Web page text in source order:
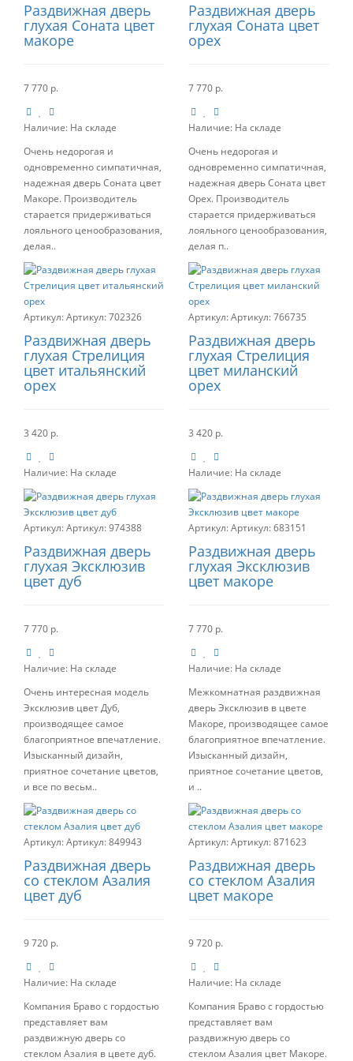
Раздвижная дверь
глухая Соната цвет
макоре
7 770 р.
Наличие: На складе
Очень недорогая и
одновременно симпатичная,
надежная дверь Соната цвет
Макоре. Производитель
старается придерживаться
лояльного ценообразования,
делая..
Раздвижная дверь
глухая Соната цвет
орех
7 770 р.
Наличие: На складе
Очень недорогая и
одновременно симпатичная,
надежная дверь Соната цвет
Орех. Производитель
старается придерживаться
лояльного ценообразования,
делая п..
Артикул:702326
Раздвижная дверь
глухая Стрелиция
цвет итальянский
орех
3 420 р.
Наличие: На складе
Артикул:766735
Раздвижная дверь
глухая Стрелиция
цвет миланский
орех
3 420 р.
Наличие: На складе
Артикул:974388
Раздвижная дверь
глухая Эксклюзив
цвет дуб
7 770 р.
Наличие: На складе
Очень интересная модель
Эксклюзив цвет Дуб,
производящее самое
благоприятное впечатление.
Изысканный дизайн,
приятное сочетание цветов,
и все по весьм..
Артикул:683151
Раздвижная дверь
глухая Эксклюзив
цвет макоре
7 770 р.
Наличие: На складе
Межкомнатная раздвижная
дверь Эксклюзив в цвете
Макоре, производящее самое
благоприятное впечатление.
Изысканный дизайн,
приятное сочетание цветов,
и ..
Артикул:849943
Раздвижная дверь
со стеклом Азалия
цвет дуб
9 720 р.
Наличие: На складе
Компания Браво с гордостью
представляет вам
раздвижную дверь со
стеклом Азалия в цвете дуб.
Артикул:871623
Раздвижная дверь
со стеклом Азалия
цвет макоре
9 720 р.
Наличие: На складе
Компания Браво с гордостью
представляет вам
раздвижную дверь со
стеклом Азалия цвет Макоре.